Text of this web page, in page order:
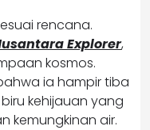
rencana.
Explorer,
kosmos.
ia hampir tiba
kehijauan yang
kemungkinan air.